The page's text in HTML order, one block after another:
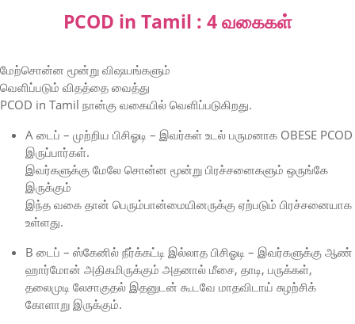
PCOD in Tamil : 4 வகைகள்
மேற்சொன்ன மூன்று விஷயங்களும்
வெளிப்படும் விதத்தை வைத்து
PCOD in Tamil நான்கு வகையில் வெளிப்படுகிறது.
A டைப் – முற்றிய பிசிஓடி – இவர்கள் உடல் பருமனாக OBESE PCOD
இருப்பார்கள்.
இவர்களுக்கு மேலே சொன்ன மூன்று பிரச்சனைகளும் ஒருங்கே
இருக்கும்
இந்த வகை தான் பெரும்பான்மையினருக்கு ஏற்படும் பிரச்சனையாக
உள்ளது.
B டைப் – ஸ்கேனில் நீர்க்கட்டி இல்லாத பிசிஓடி – இவர்களுக்கு ஆண்
ஹார்மோன் அதிகமிருக்கும் அதனால் மீசை, தாடி, பருக்கள்,
தலைமுடி லேசாகுதல் இதனுடன் கூடவே மாதவிடாய் சுழற்சிக்
கோளாறு இருக்கும்.